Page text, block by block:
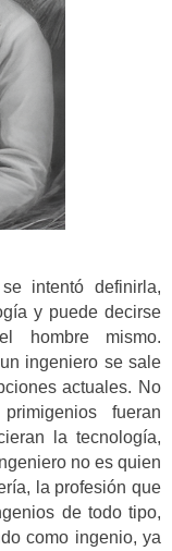
intentó definirla,
y puede decirse
hombre mismo.
ingeniero se sale
actuales. No
fueran
la tecnología,
no es quien
la profesión que
de todo tipo,
como ingenio, ya